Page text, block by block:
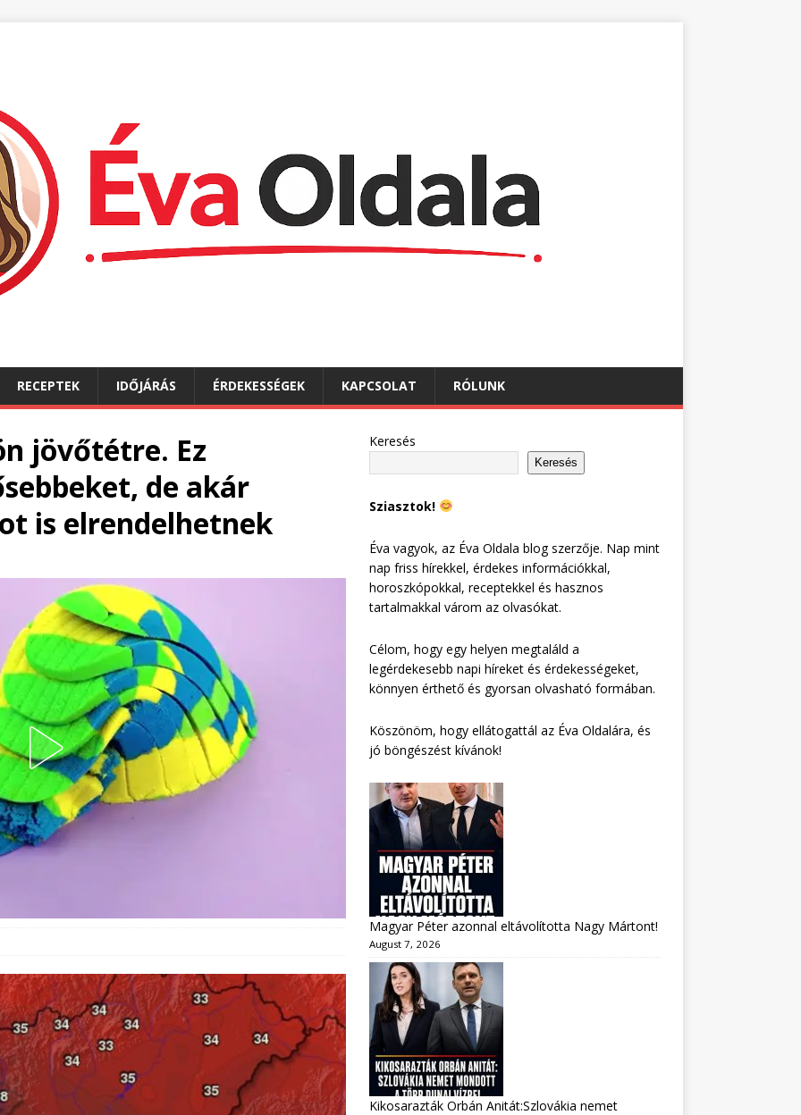
RECEPTEK IDŐJÁRÁS ÉRDEKESSÉGEK KAPCSOLAT RÓLUNK
jövőtétre. Ez
de akár
is elrendelhetnek
Keresés
Keresés
Sziasztok!
Éva vagyok, az Éva Oldala blog szerzője. Nap mint
nap friss hírekkel, érdekes információkkal,
horoszkópokkal, receptekkel és hasznos
tartalmakkal várom az olvasókat.
Célom, hogy egy helyen megtaláld a
legérdekesebb napi híreket és érdekességeket,
könnyen érthető és gyorsan olvasható formában.
Köszönöm, hogy ellátogattál az Éva Oldalára, és
jó böngészést kívánok!
Magyar Péter azonnal eltávolította Nagy Mártont!
August 7, 2026
Kikosarazták Orbán Anitát:Szlovákia nemet